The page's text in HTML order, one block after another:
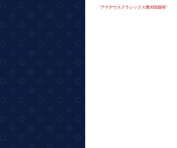
"アマデウスクラシックス第30回頒布"